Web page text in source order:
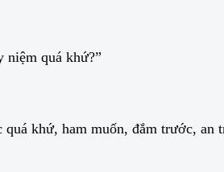
niệm quá khứ?”
quá khứ, ham muốn, đắm trước,